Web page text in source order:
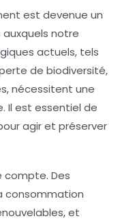
est devenue un
notre
actuels, tels
de biodiversité,
, nécessitent une
Il est essentiel de
agiret préserver
Des
consommation
, et